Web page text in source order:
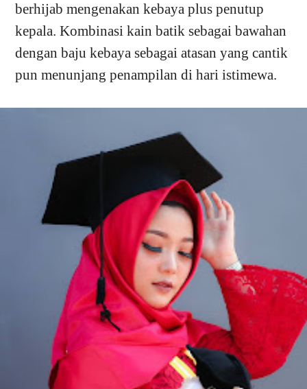
berhijab mengenakan kebaya plus penutup
kepala. Kombinasi kain batik sebagai bawahan
dengan baju kebaya sebagai atasan yang cantik
pun menunjang penampilan di hari istimewa.